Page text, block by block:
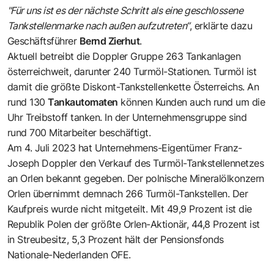
"Für uns ist es der nächste Schritt als eine geschlossene
Tankstellenmarke nach außen aufzutreten“, erklärte dazu
Geschäftsführer Bernd Zierhut.
Aktuell betreibt die Doppler Gruppe 263 Tankanlagen
österreichweit, darunter 240 Turmöl-Stationen. Turmöl ist
damit die größte Diskont-Tankstellenkette Österreichs. An
rund 130Tankautomaten können Kunden auch rund um die
Uhr Treibstoff tanken. In der Unternehmensgruppe sind
rund 700 Mitarbeiter beschäftigt.
Am 4. Juli 2023 hat Unternehmens-Eigentümer Franz-
Joseph Doppler denVerkauf des Turmöl-Tankstellennetzes
an Orlen bekannt gegeben. Der polnische Mineralölkonzern
Orlen übernimmt demnach 266 Turmöl-Tankstellen. Der
Kaufpreis wurde nicht mitgeteilt. Mit 49,9 Prozent ist die
Republik Polen der größte Orlen-Aktionär, 44,8 Prozent ist
in Streubesitz, 5,3 Prozent hält der Pensionsfonds
Nationale-Nederlanden OFE.